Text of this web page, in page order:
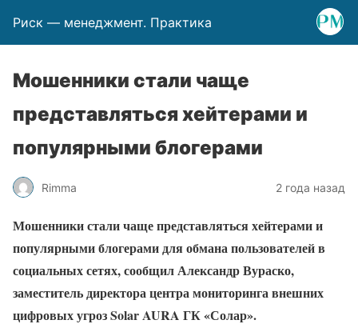
Риск — менеджмент. Практика
Мошенники стали чаще
представляться хейтерами и
популярными блогерами
Rimma 2 года назад
Мошенники стали чаще представляться хейтерами и
популярными блогерамидля обмана пользователей в
социальных сетях, сообщилАлександр Вураско,
заместитель директора центра мониторинга внешних
цифровых угроз Solar AURA ГК «Солар».